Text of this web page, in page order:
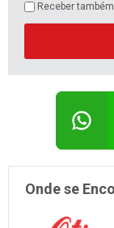
Receber
Onde se